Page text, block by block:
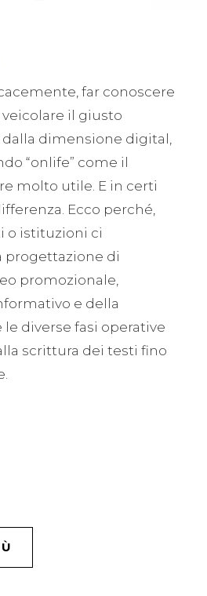
far conoscere
il giusto
dimensione digital,
“onlife” come il
molto utile. E in certi
Ecco perché,
o istituzioni ci
progettazione di
promozionale,
e della
diverse fasi operative
scrittura dei testi fino